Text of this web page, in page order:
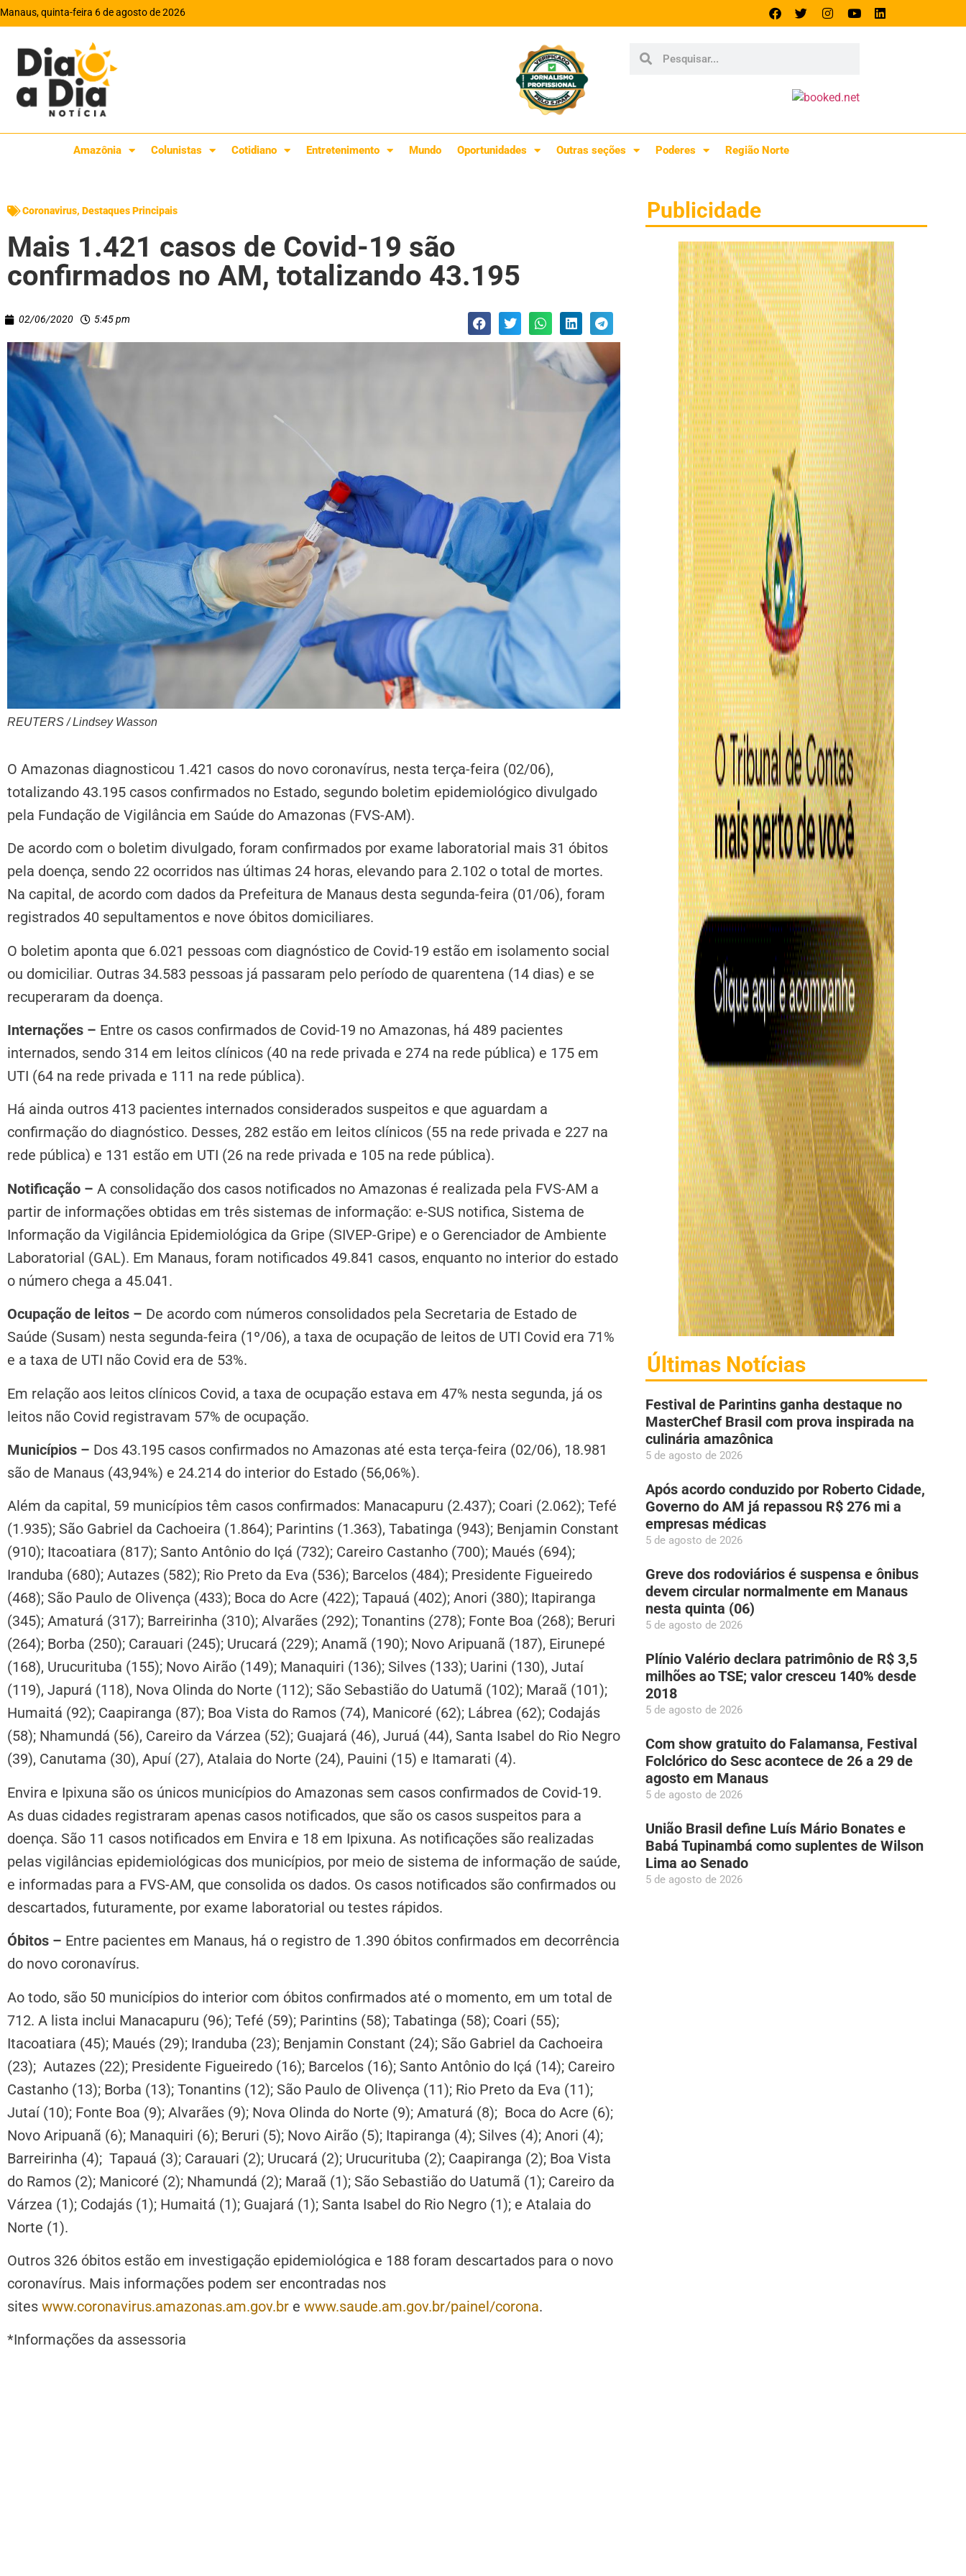
Manaus, quinta-feira 6 de agosto de 2026
Amazônia Colunistas Cotidiano Entretenimento Mundo Oportunidades Outras seções Poderes Região Norte
Coronavirus, Destaques Principais
Mais 1.421 casos de Covid-19 são
confirmados no AM, totalizando 43.195
02/06/2020 5:45 pm
REUTERS / Lindsey Wasson
O Amazonas diagnosticou 1.421 casos do novo coronavírus, nesta terça-feira (02/06),
totalizando 43.195 casos confirmados no Estado, segundo boletim epidemiológico divulgado
pela Fundação de Vigilância em Saúde do Amazonas (FVS-AM).
De acordo com o boletim divulgado, foram confirmados por exame laboratorial mais 31 óbitos
pela doença, sendo 22 ocorridos nas últimas 24 horas, elevando para 2.102 o total de mortes.
Na capital, de acordo com dados da Prefeitura de Manaus desta segunda-feira (01/06), foram
registrados 40 sepultamentos e nove óbitos domiciliares.
O boletim aponta que 6.021 pessoas com diagnóstico de Covid-19 estão em isolamento social
ou domiciliar. Outras 34.583 pessoas já passaram pelo período de quarentena (14 dias) e se
recuperaram da doença.
Internações – Entre os casos confirmados de Covid-19 no Amazonas, há 489 pacientes
internados, sendo 314 em leitos clínicos (40 na rede privada e 274 na rede pública) e 175 em
UTI (64 na rede privada e 111 na rede pública).
Há ainda outros 413 pacientes internados considerados suspeitos e que aguardam a
confirmação do diagnóstico. Desses, 282 estão em leitos clínicos (55 na rede privada e 227 na
rede pública) e 131 estão em UTI (26 na rede privada e 105 na rede pública).
Notificação – A consolidação dos casos notificados no Amazonas é realizada pela FVS-AM a
partir de informações obtidas em três sistemas de informação: e-SUS notifica, Sistema de
Informação da Vigilância Epidemiológica da Gripe (SIVEP-Gripe) e o Gerenciador de Ambiente
Laboratorial (GAL). Em Manaus, foram notificados 49.841 casos, enquanto no interior do estado
o número chega a 45.041.
Ocupação de leitos – De acordo com números consolidados pela Secretaria de Estado de
Saúde (Susam) nesta segunda-feira (1º/06), a taxa de ocupação de leitos de UTI Covid era 71%
e a taxa de UTI não Covid era de 53%.
Em relação aos leitos clínicos Covid, a taxa de ocupação estava em 47% nesta segunda, já os
leitos não Covid registravam 57% de ocupação.
Municípios – Dos 43.195 casos confirmados no Amazonas até esta terça-feira (02/06), 18.981
são de Manaus (43,94%) e 24.214 do interior do Estado (56,06%).
Além da capital, 59 municípios têm casos confirmados: Manacapuru (2.437); Coari (2.062); Tefé
(1.935); São Gabriel da Cachoeira (1.864); Parintins (1.363), Tabatinga (943); Benjamin Constant
(910); Itacoatiara (817); Santo Antônio do Içá (732); Careiro Castanho (700); Maués (694);
Iranduba (680); Autazes (582); Rio Preto da Eva (536); Barcelos (484); Presidente Figueiredo
(468); São Paulo de Olivença (433); Boca do Acre (422); Tapauá (402); Anori (380); Itapiranga
(345); Amaturá (317); Barreirinha (310); Alvarães (292); Tonantins (278); Fonte Boa (268); Beruri
(264); Borba (250); Carauari (245); Urucará (229); Anamã (190); Novo Aripuanã (187), Eirunepé
(168), Urucurituba (155); Novo Airão (149); Manaquiri (136); Silves (133); Uarini (130), Jutaí
(119), Japurá (118), Nova Olinda do Norte (112); São Sebastião do Uatumã (102); Maraã (101);
Humaitá (92); Caapiranga (87); Boa Vista do Ramos (74), Manicoré (62); Lábrea (62); Codajás
(58); Nhamundá (56), Careiro da Várzea (52); Guajará (46), Juruá (44), Santa Isabel do Rio Negro
(39), Canutama (30), Apuí (27), Atalaia do Norte (24), Pauini (15) e Itamarati (4).
Envira e Ipixuna são os únicos municípios do Amazonas sem casos confirmados de Covid-19.
As duas cidades registraram apenas casos notificados, que são os casos suspeitos para a
doença. São 11 casos notificados em Envira e 18 em Ipixuna. As notificações são realizadas
pelas vigilâncias epidemiológicas dos municípios, por meio de sistema de informação de saúde,
e informadas para a FVS-AM, que consolida os dados. Os casos notificados são confirmados ou
descartados, futuramente, por exame laboratorial ou testes rápidos.
Óbitos – Entre pacientes em Manaus, há o registro de 1.390 óbitos confirmados em decorrência
do novo coronavírus.
Ao todo, são 50 municípios do interior com óbitos confirmados até o momento, em um total de
712. A lista inclui Manacapuru (96); Tefé (59); Parintins (58); Tabatinga (58); Coari (55);
Itacoatiara (45); Maués (29); Iranduba (23); Benjamin Constant (24); São Gabriel da Cachoeira
(23); Autazes (22); Presidente Figueiredo (16); Barcelos (16); Santo Antônio do Içá (14); Careiro
Castanho (13); Borba (13); Tonantins (12); São Paulo de Olivença (11); Rio Preto da Eva (11);
Jutaí (10); Fonte Boa (9); Alvarães (9); Nova Olinda do Norte (9); Amaturá (8); Boca do Acre (6);
Novo Aripuanã (6); Manaquiri (6); Beruri (5); Novo Airão (5); Itapiranga (4); Silves (4); Anori (4);
Barreirinha (4); Tapauá (3); Carauari (2); Urucará (2); Urucurituba (2); Caapiranga (2); Boa Vista
do Ramos (2); Manicoré (2); Nhamundá (2); Maraã (1); São Sebastião do Uatumã (1); Careiro da
Várzea (1); Codajás (1); Humaitá (1); Guajará (1); Santa Isabel do Rio Negro (1); e Atalaia do
Norte (1).
Outros 326 óbitos estão em investigação epidemiológica e 188 foram descartados para o novo
coronavírus. Mais informações podem ser encontradas nos
sites www.coronavirus.amazonas.am.gov.br e www.saude.am.gov.br/painel/corona.
*Informações da assessoria
Publicidade
Últimas Notícias
Festival de Parintins ganha destaque no
MasterChef Brasil com prova inspirada na
culinária amazônica
5 de agosto de 2026
Após acordo conduzido por Roberto Cidade,
Governo do AM já repassou R$ 276 mi a
empresas médicas
5 de agosto de 2026
Greve dos rodoviários é suspensa e ônibus
devem circular normalmente em Manaus
nesta quinta (06)
5 de agosto de 2026
Plínio Valério declara patrimônio de R$ 3,5
milhões ao TSE; valor cresceu 140% desde
2018
5 de agosto de 2026
Com show gratuito do Falamansa, Festival
Folclórico do Sesc acontece de 26 a 29 de
agosto em Manaus
5 de agosto de 2026
União Brasil define Luís Mário Bonates e
Babá Tupinambá como suplentes de Wilson
Lima ao Senado
5 de agosto de 2026